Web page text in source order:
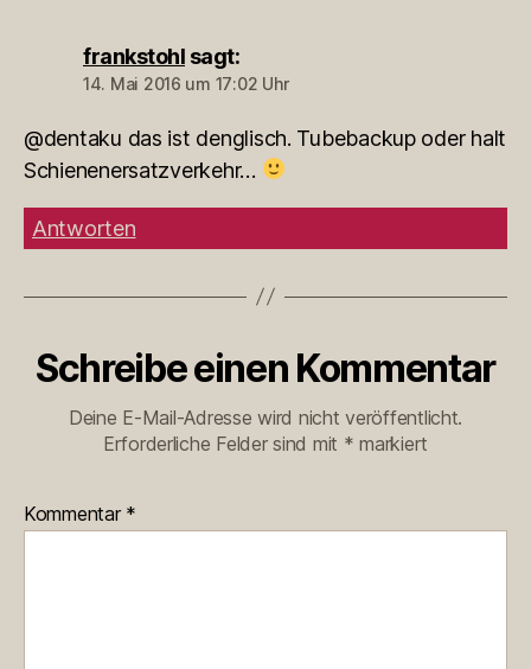
frankstohl sagt:
14. Mai 2016 um 17:02 Uhr
@dentaku das ist denglisch. Tubebackup oder halt
Schienenersatzverkehr…
Antworten
Schreibe einen Kommentar
Deine E-Mail-Adresse wird nicht veröffentlicht.
Erforderliche Felder sind mit * markiert
Kommentar *